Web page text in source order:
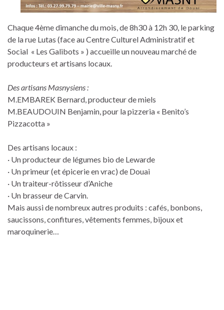
Chaque 4ème dimanche du mois, de 8h30 à 12h 30, le parking
de la rue Lutas (face au Centre Culturel Administratif et
Social « Les Galibots » ) accueille un nouveau marché de
producteurs et artisans locaux.
Des artisans Masnysiens :
M.EMBAREK Bernard, producteur de miels
M.BEAUDOUIN Benjamin, pour la pizzeria « Benito’s
Pizzacotta »
Des artisans locaux :
· Un producteur de légumes bio de Lewarde
· Un primeur (et épicerie en vrac) de Douai
· Un traiteur-rôtisseur d’Aniche
· Un brasseur de Carvin.
Mais aussi de nombreux autres produits : cafés, bonbons,
saucissons, confitures, vêtements femmes, bijoux et
maroquinerie…